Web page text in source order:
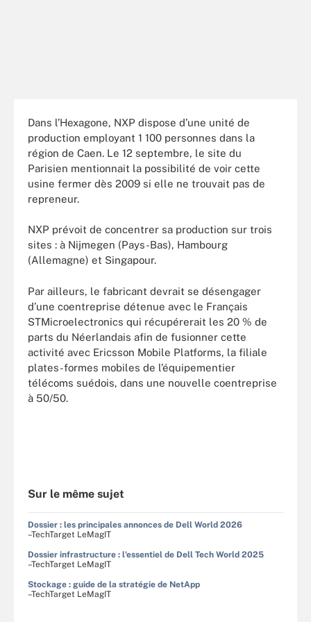
Dans l’Hexagone, NXP dispose d’une unité de
production employant 1 100 personnes dans la
région de Caen. Le 12 septembre, le site du
Parisien mentionnait la possibilité de voir cette
usine fermer dès 2009 si elle ne trouvait pas de
repreneur.
NXP prévoit de concentrer sa production sur trois
sites : à Nijmegen (Pays-Bas), Hambourg
(Allemagne) et Singapour.
Par ailleurs, le fabricant devrait se désengager
d’une coentreprise détenue avec le Français
STMicroelectronics qui récupérerait les 20 % de
parts du Néerlandais afin de fusionner cette
activité avec Ericsson Mobile Platforms, la filiale
plates-formes mobiles de l’équipementier
télécoms suédois, dans une nouvelle coentreprise
à 50/50.
Sur le même sujet
Dossier : les principales annonces de Dell World 2026
–TechTarget LeMagIT
Dossier infrastructure : l'essentiel de Dell Tech World 2025
–TechTarget LeMagIT
Stockage : guide de la stratégie de NetApp
–TechTarget LeMagIT